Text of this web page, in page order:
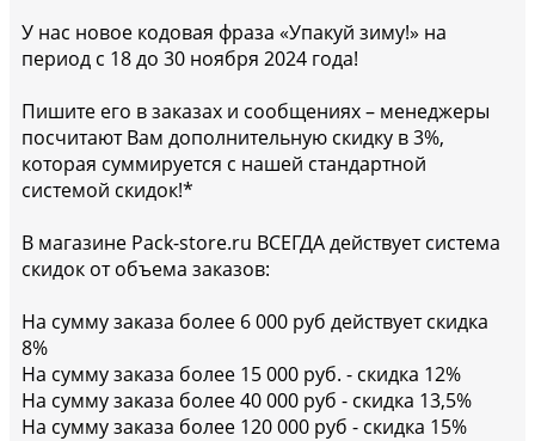
У нас новое кодовая фраза «Упакуй зиму!» на
период с 18 до 30 ноября 2024 года!
Пишите его в заказах и сообщениях – менеджеры
посчитают Вам дополнительную скидку в 3%,
которая суммируется с нашей стандартной
системой скидок!*
В магазине Pack-store.ru ВСЕГДА действует система
скидок от объема заказов:
На сумму заказа более 6 000 руб действует скидка
8%
На сумму заказа более 15 000 руб. - скидка 12%
На сумму заказа более 40 000 руб - скидка 13,5%
На сумму заказа более 120 000 руб - скидка 15%